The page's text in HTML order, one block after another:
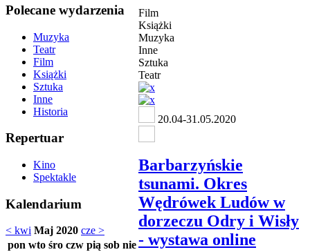
Polecane wydarzenia
Muzyka
Teatr
Film
Książki
Sztuka
Inne
Historia
Repertuar
Kino
Spektakle
Kalendarium
< kwi Maj 2020 cze >
pon wto śro czw pią sob nie
Film
Książki
Muzyka
Inne
Sztuka
Teatr
20.04-31.05.2020
Barbarzyńskie
tsunami. Okres
Wędrówek Ludów w
dorzeczu Odry i Wisły
- wystawa online